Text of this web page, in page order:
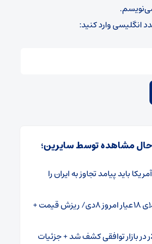
انگلیسی وارد کنید:
حال مشاهده توسط سایرین؛
باید پیامد تجاوز به ایران را
قیمت طلای ۱۸عیار امروز ۸دی/ ریزش قیمت +
در بازار توافقی کشف شد + جزئیات